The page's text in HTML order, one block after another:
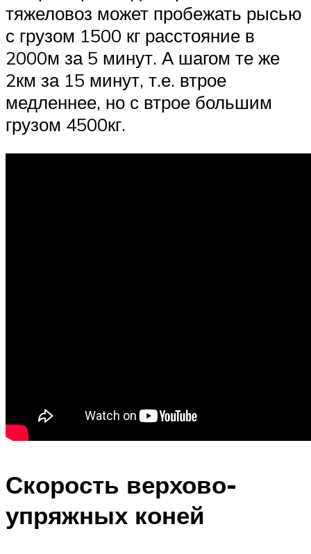
тяжеловоз может пробежать рысью
с грузом 1500 кг расстояние в
2000м за 5 минут. А шагом те же
2км за 15 минут, т.е. втрое
медленнее, но с втрое большим
грузом 4500кг.
Скорость верхово-
упряжных коней